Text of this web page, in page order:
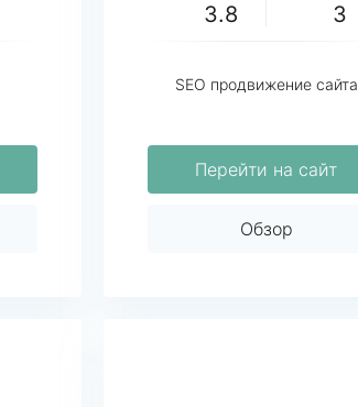
3.8 3
SEO продвижение сайта
Перейти на сайт
Обзор